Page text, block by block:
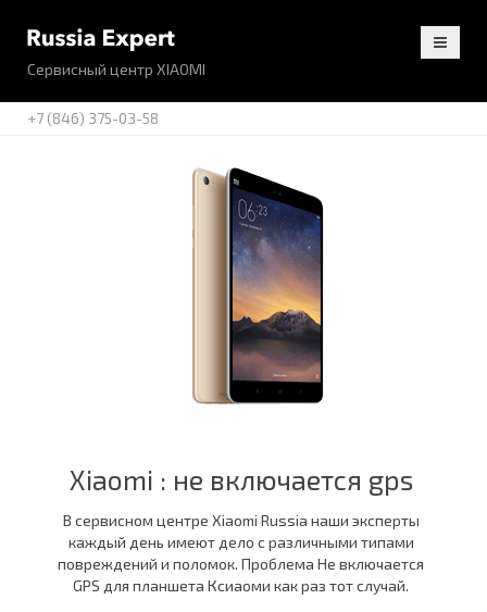
Сервисный центр XIAOMI
+7 (846) 375-03-58
Xiaomi : не включается gps
В сервисном центре Xiaomi Russia наши эксперты
каждый день имеют дело с различными типами
повреждений и поломок. Проблема Не включается
GPS для планшета Ксиаоми как раз тот случай.